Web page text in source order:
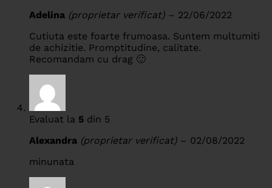
Adelina (proprietar verificat) – 22/06/2022
Cutiuta este foarte frumoasa. Suntem multumiti
de achizitie. Promptitudine, calitate.
Recomandam cu drag 🙂
Evaluat la 5 din 5
Alexandra (proprietar verificat) – 02/08/2022
minunata